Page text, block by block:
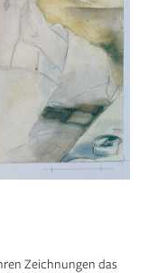
Zeichnungen das